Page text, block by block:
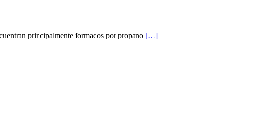
principalmente formados por propano […]